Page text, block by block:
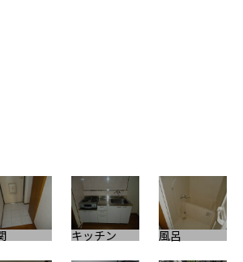
キッチン 風呂